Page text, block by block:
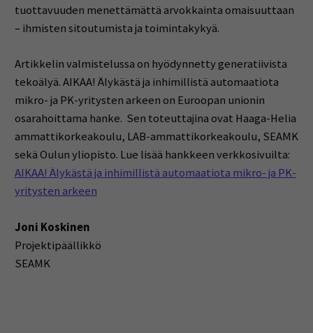
tuottavuuden menettämättä arvokkainta omaisuuttaan
– ihmisten sitoutumista ja toimintakykyä.
Artikkelin valmistelussa on hyödynnetty generatiivista
tekoälyä. AIKAA! Älykästä ja inhimillistä automaatiota
mikro- ja PK-yritysten arkeen on Euroopan unionin
osarahoittama hanke. Sen toteuttajina ovat Haaga-Helia
ammattikorkeakoulu, LAB-ammattikorkeakoulu, SEAMK
sekä Oulun yliopisto. Lue lisää hankkeen verkkosivuilta:
AIKAA! Älykästä ja inhimillistä automaatiota mikro- ja PK-
yritysten arkeen
Joni Koskinen
Projektipäällikkö
SEAMK